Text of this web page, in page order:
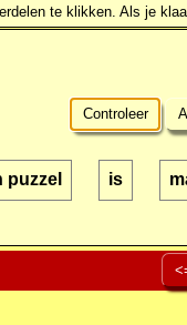
te klikken. Als je
Controleer
puzzel is